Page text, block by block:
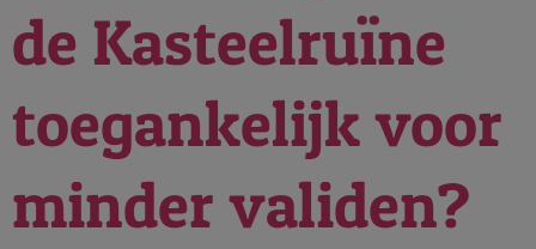
de Kasteelruïne
toegankelijk voor
minder validen?